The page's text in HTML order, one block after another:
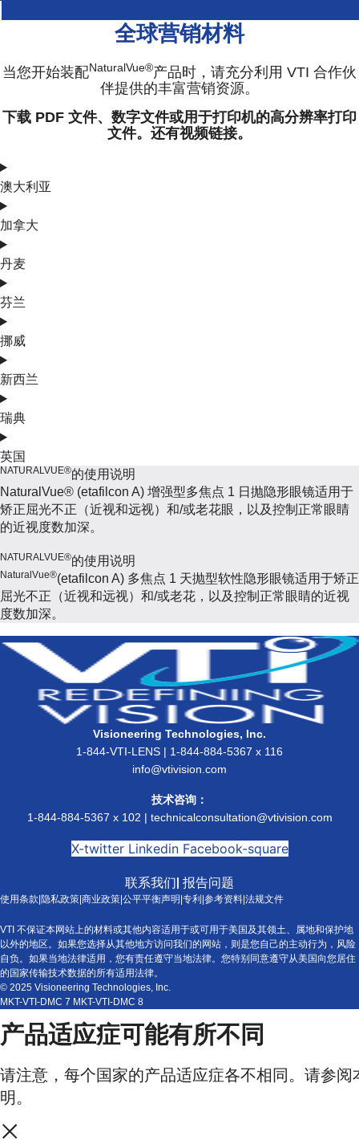
全球营销材料
当您开始装配NaturalVue®产品时，请充分利用 VTI 合作伙
伴提供的丰富营销资源。
下载 PDF 文件、数字文件或用于打印机的高分辨率打印
文件。还有视频链接。
澳大利亚
加拿大
丹麦
芬兰
挪威
新西兰
瑞典
英国
NATURALVUE®的使用说明
NaturalVue® (etafilcon A) 增强型多焦点 1 日抛隐形眼镜适用于
矫正屈光不正（近视和远视）和/或老花眼，以及控制正常眼睛
的近视度数加深。
NATURALVUE®的使用说明
NaturalVue®(etafilcon A) 多焦点 1 天抛型软性隐形眼镜适用于矫正
屈光不正（近视和远视）和/或老花，以及控制正常眼睛的近视
度数加深。
Visioneering Technologies, Inc.
1-844-VTI-LENS | 1-844-884-5367 x 116
info@vtivision.com
技术咨询：
1-844-884-5367 x 102 | technicalconsultation@vtivision.com
X-twitter Linkedin Facebook-square
联系我们| 报告问题
使用条款 隐私政策 商业政策 公平平衡声明 专利 参考资料 法规文件
VTI 不保证本网站上的材料或其他内容适用于或可用于美国及其领土、属地和保护地
以外的地区。如果您选择从其他地方访问我们的网站，则是您自己的主动行为，风险
自负。如果当地法律适用，您有责任遵守当地法律。您特别同意遵守从美国向您居住
的国家传输技术数据的所有适用法律。
© 2025 Visioneering Technologies, Inc.
MKT-VTI-DMC 7 MKT-VTI-DMC 8
产品适应症可能有所不同
请注意，每个国家的产品适应症各不相同。请参
明。